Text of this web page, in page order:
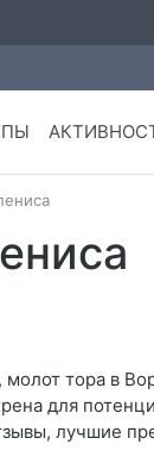
тора в
для
лучшие